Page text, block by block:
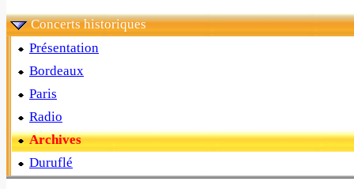
Concerts historiques
Présentation
Bordeaux
Paris
Radio
Archives
Duruflé